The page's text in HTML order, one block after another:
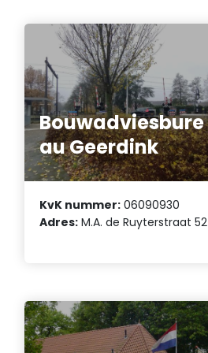
Bouwadviesbure
au Geerdink
KvK nummer: 06090930
Adres: M.A. de Ruyterstraat 52